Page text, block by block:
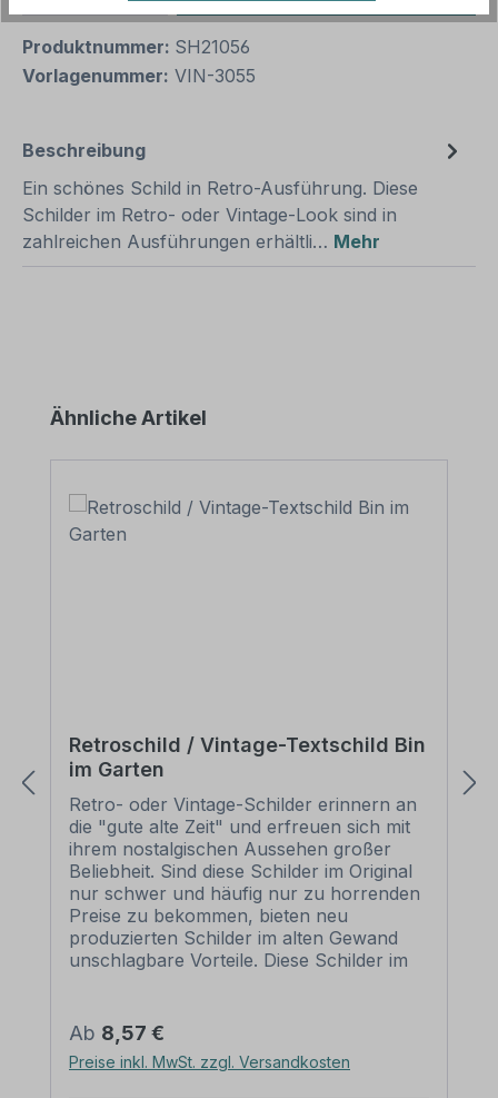
Produktnummer: SH21056
Vorlagenummer: VIN-3055
Beschreibung
Ein schönes Schild in Retro-Ausführung. Diese
Schilder im Retro- oder Vintage-Look sind in
zahlreichen Ausführungen erhältli… Mehr
Produktgalerie überspringen
Ähnliche Artikel
Retroschild / Vintage-Textschild Bin
im Garten
Retro- oder Vintage-Schilder erinnern an
die "gute alte Zeit" und erfreuen sich mit
ihrem nostalgischen Aussehen großer
Beliebheit. Sind diese Schilder im Original
nur schwer und häufig nur zu horrenden
Preise zu bekommen, bieten neu
produzierten Schilder im alten Gewand
unschlagbare Vorteile. Diese Schilder im
Motiven oder nur Textinhalten, die je nach
Artikel individuallisiert werden können. Die
Patina (Kratzer und Beschädigungen) ist
Regulärer Preis:
Ab 8,57 €
Preise inkl. MwSt. zzgl. Versandkosten